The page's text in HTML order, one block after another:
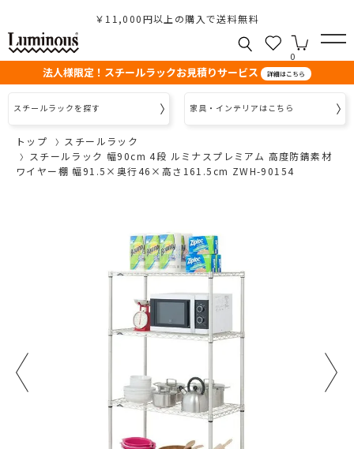
￥11,000円以上の購入で送料無料
0
法人様限定！スチールラックお見積りサービス 詳細はこちら
スチールラックを探す 家具・インテリアはこちら
トップ
スチールラック
スチールラック 幅90cm 4段 ルミナスプレミアム 高度防錆素材
ワイヤー棚 幅91.5×奥行46×高さ161.5cm ZWH-90154